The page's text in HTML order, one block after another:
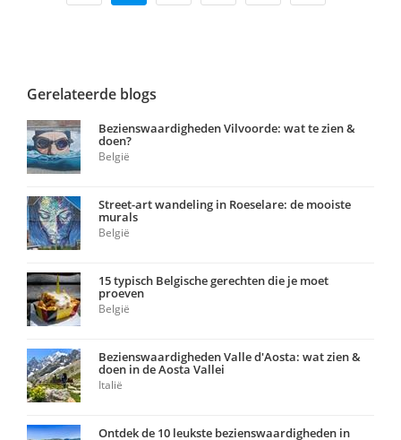
Gerelateerde blogs
Bezienswaardigheden Vilvoorde: wat te zien &
doen?
België
Street-art wandeling in Roeselare: de mooiste
murals
België
15 typisch Belgische gerechten die je moet
proeven
België
Bezienswaardigheden Valle d'Aosta: wat zien &
doen in de Aosta Vallei
Italië
Ontdek de 10 leukste bezienswaardigheden in